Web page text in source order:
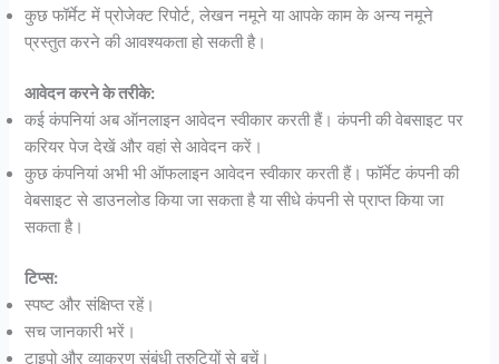
कुछ फॉर्मेट में प्रोजेक्ट रिपोर्ट, लेखन नमूने या आपके काम के अन्य नमूने
प्रस्तुत करने की आवश्यकता हो सकती है।
आवेदन करने के तरीके:
कई कंपनियां अब ऑनलाइन आवेदन स्वीकार करती हैं। कंपनी की वेबसाइट पर
करियर पेज देखें और वहां से आवेदन करें।
कुछ कंपनियां अभी भी ऑफलाइन आवेदन स्वीकार करती हैं। फॉर्मेट कंपनी की
वेबसाइट से डाउनलोड किया जा सकता है या सीधे कंपनी से प्राप्त किया जा
सकता है।
टिप्स:
स्पष्ट और संक्षिप्त रहें।
सच जानकारी भरें।
टाइपो और व्याकरण संबंधी त्रुटियों से बचें।